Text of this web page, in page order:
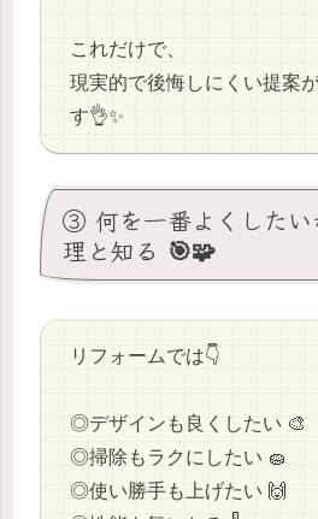
これだけで、
現実的で後悔しにくい提案
す👌✨
③ 何を一番よくしたい
理と知る 🎯🧩
リフォームでは👇
◎デザインも良くしたい 🎨
◎掃除もラクにしたい 🧽
◎使い勝手も上げたい 🙌